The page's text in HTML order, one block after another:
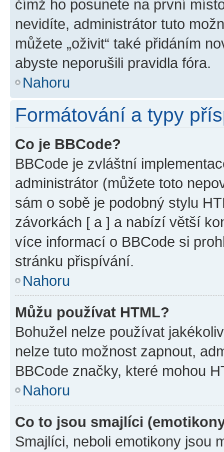
čímž ho posunete na první
nevidíte, administrátor tuto
můžete „oživit“ také přidáním
abyste neporušili pravidla fóra.
Nahoru
Formátování a typy
Co je BBCode?
BBCode je zvláštní
administrátor (můžete toto
sám o sobě je podobný stylu
závorkách [ a ] a nabízí větší
více informací o BBCode si
stránku přispívání.
Nahoru
Můžu používat HTML?
Bohužel nelze používat
nelze tuto možnost zapnout,
BBCode značky, které mohou
Nahoru
Co to jsou smajlíci
Smajlíci, neboli emotikony jsou